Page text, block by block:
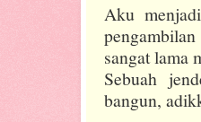
Aku
sangat lama
Sebuah
bangun,